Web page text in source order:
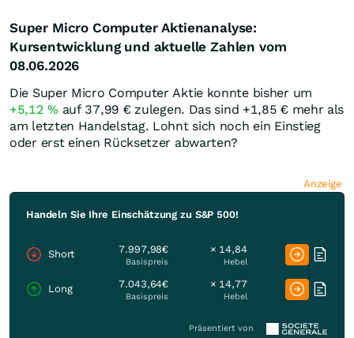
Super Micro Computer Aktienanalyse:
Kursentwicklung und aktuelle Zahlen vom
08.06.2026
Die Super Micro Computer Aktie konnte bisher um
+5,12% auf 37,99 €zulegen. Das sind +1,85€mehr als
am letzten Handelstag. Lohnt sich noch ein Einstieg
oder erst einen Rücksetzer abwarten?
Anzeige
Handeln Sie Ihre Einschätzung zu S&P 500!
Short 7.997,98€
Basispreis
× 14,84
Hebel
Long 7.043,64€
Basispreis
× 14,77
Hebel
Präsentiert von